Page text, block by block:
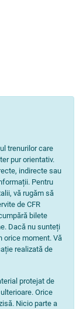
trenurilor care
pur orientativ.
indirecte sau
Pentru
vă rugăm să
de CFR
bilete
Dacă nu sunteți
orice moment. Vă
realizată de
protejat de
Orice
Nicio parte a